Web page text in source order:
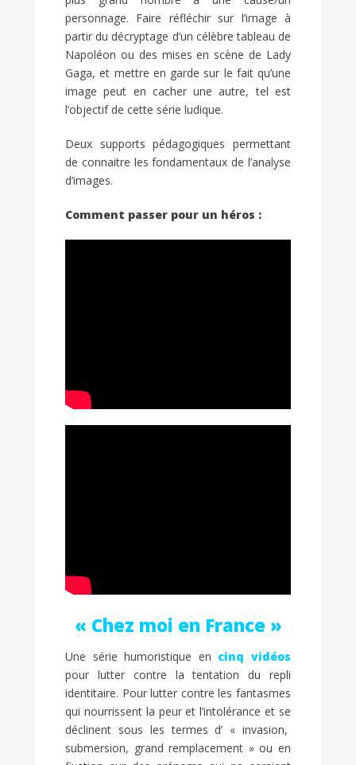
personnage. Faire réfléchir sur l’image à
partir du décryptage d’un célèbre tableau de
Napoléon ou des mises en scène de Lady
Gaga, et mettre en garde sur le fait qu’une
image peut en cacher une autre, tel est
l’objectif de cette série ludique.
Deux supports pédagogiques permettant
de connaitre les fondamentaux de l’analyse
d’images.
Comment passer pour un héros :
« Chez moi en France »
Une série humoristique en cinq vidéos
pour lutter contre la tentation du repli
identitaire. Pour lutter contre les fantasmes
qui nourrissent la peur et l’intolérance et se
déclinent sous les termes d’ « invasion,
submersion, grand remplacement » ou en